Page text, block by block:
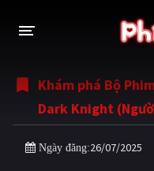
THỂ LOẠI
Thần thoại - Cổ trang
Tâm lý
Khám phá Bộ
Dark Knight
Ngày đăng:26/07/2025